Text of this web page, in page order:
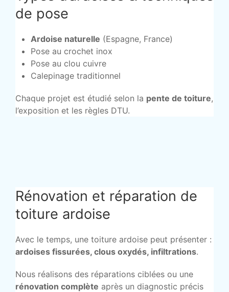
de pose
Ardoise naturelle (Espagne, France)
Pose au crochet inox
Pose au clou cuivre
Calepinage traditionnel
Chaque projet est étudié selon la pente de toiture,
l’exposition et les règles DTU.
Rénovation et réparation de
toiture ardoise
Avec le temps, une toiture ardoise peut présenter :
ardoises fissurées, clous oxydés, infiltrations.
Nous réalisons des réparations ciblées ou une
rénovation complète après un diagnostic précis